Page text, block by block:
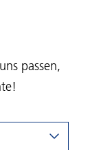
passen,